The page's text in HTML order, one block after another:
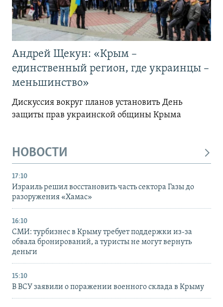
Андрей Щекун: «Крым –
единственный регион, где украинцы –
меньшинство»
Дискуссия вокруг планов установить День
защиты прав украинской общины Крыма
НОВОСТИ
17:10
Израиль решил восстановить часть сектора Газы до
разоружения «Хамас»
16:10
СМИ: турбизнес в Крыму требует поддержки из-за
обвала бронирований, а туристы не могут вернуть
деньги
15:10
В ВСУ заявили о поражении военного склада в Крыму